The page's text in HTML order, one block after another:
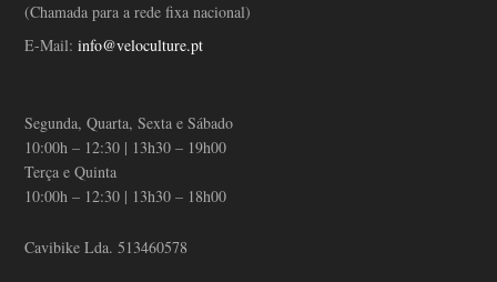
(Chamada para a rede fixa nacional)
E-Mail:info@veloculture.pt
Segunda, Quarta, Sexta e Sábado
10:00h – 12:30 | 13h30 – 19h00
Terça e Quinta
10:00h – 12:30 | 13h30 – 18h00
Cavibike Lda. 513460578